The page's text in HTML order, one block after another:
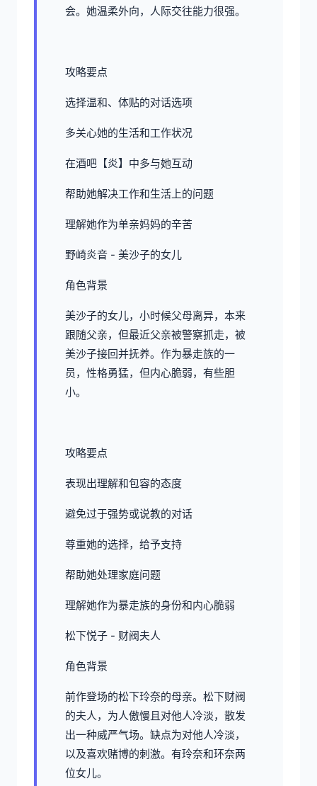
会。她温柔外向，人际交往能力很强。
攻略要点
选择温和、体贴的对话选项
多关心她的生活和工作状况
在酒吧【炎】中多与她互动
帮助她解决工作和生活上的问题
理解她作为单亲妈妈的辛苦
野崎炎音 - 美沙子的女儿
角色背景
美沙子的女儿，小时候父母离异，本来
跟随父亲，但最近父亲被警察抓走，被
美沙子接回并抚养。作为暴走族的一
员，性格勇猛，但内心脆弱，有些胆
小。
攻略要点
表现出理解和包容的态度
避免过于强势或说教的对话
尊重她的选择，给予支持
帮助她处理家庭问题
理解她作为暴走族的身份和内心脆弱
松下悦子 - 财阀夫人
角色背景
前作登场的松下玲奈的母亲。松下财阀
的夫人，为人傲慢且对他人冷淡，散发
出一种威严气场。缺点为对他人冷淡，
以及喜欢赌博的刺激。有玲奈和环奈两
位女儿。